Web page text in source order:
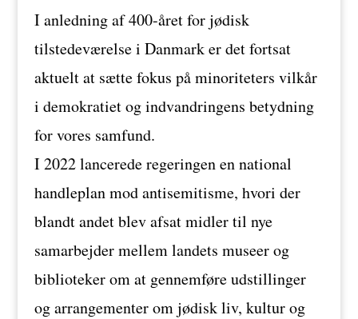
I anledning af 400-året for jødisk
tilstedeværelse i Danmark er det fortsat
aktuelt at sætte fokus på minoriteters vilkår
i demokratiet og indvandringens betydning
for vores samfund.
I 2022 lancerede regeringen en national
handleplan mod antisemitisme, hvori der
blandt andet blev afsat midler til nye
samarbejder mellem landets museer og
biblioteker om at gennemføre udstillinger
og arrangementer om jødisk liv, kultur og